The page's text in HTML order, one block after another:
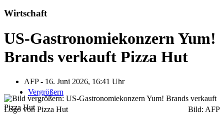
Wirtschaft
US-Gastronomiekonzern Yum!
Brands verkauft Pizza Hut
AFP - 16. Juni 2026, 16:41 Uhr
Vergrößern
Logo von Pizza Hut
Bild: AFP